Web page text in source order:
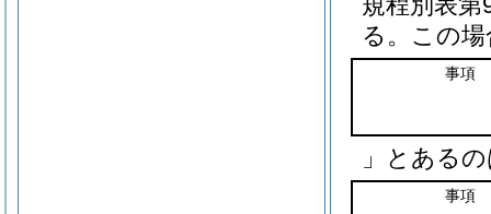
る。 この
事項
」とある
事項